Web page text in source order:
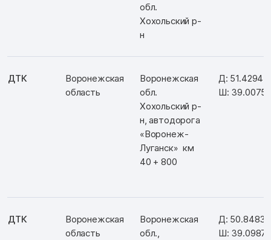
обл.
Хохольский р-
н
ДТК
Воронежская
область
Воронежская
обл.
Хохольский р-
н, автодорога
«Воронеж-
Луганск» км
40 + 800
Д:
Ш: 39.0075
ДТК
Воронежская
область
Воронежская
обл.,
Д: 50.84832
Ш: